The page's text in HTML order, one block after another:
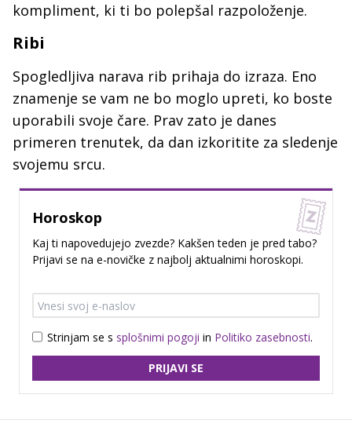
kompliment, ki ti bo polepšal razpoloženje.
Ribi
Spogledljiva narava rib prihaja do izraza. Eno
znamenje se vam ne bo moglo upreti, ko boste
uporabili svoje čare. Prav zato je danes
primeren trenutek, da dan izkoritite za sledenje
svojemu srcu.
Horoskop
Kaj ti napovedujejo zvezde? Kakšen teden je pred tabo?
Prijavi se na e-novičke z najbolj aktualnimi horoskopi.
Strinjam se s splošnimi pogoji in Politiko zasebnosti.
PRIJAVI SE